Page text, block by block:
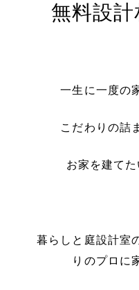
無料設計
一生に一度の
こだわりの詰
お家を建てた
暮らしと庭設計室
りのプロに